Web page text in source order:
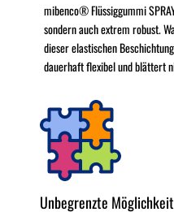
mibenco® Flüssiggummi
sondern auch extrem robust.
dieser elastischen
dauerhaft flexibel und blättert
Unbegrenzte